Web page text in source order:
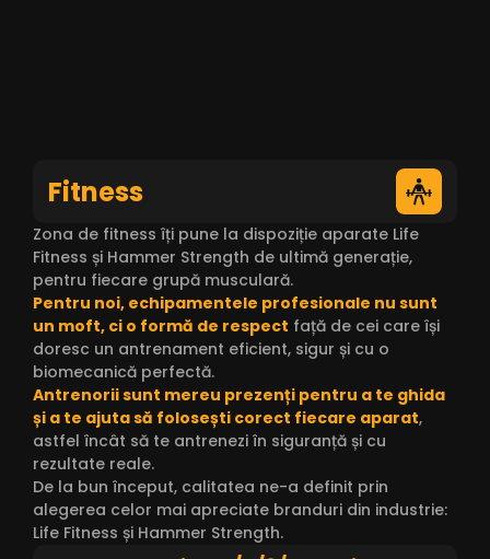
Fitness
Zona de fitness îți pune la dispoziție aparate Life
Fitness și Hammer Strength de ultimă generație,
pentru fiecare grupă musculară.
Pentru noi, echipamentele profesionale nu sunt
un moft, ci o formă de respect față de cei care își
doresc un antrenament eficient, sigur și cu o
biomecanică perfectă.
Antrenorii sunt mereu prezenți pentru a te ghida
și a te ajuta să folosești corect fiecare aparat,
astfel încât să te antrenezi în siguranță și cu
rezultate reale.
De la bun început, calitatea ne-a definit prin
alegerea celor mai apreciate branduri din industrie:
Life Fitness și Hammer Strength.